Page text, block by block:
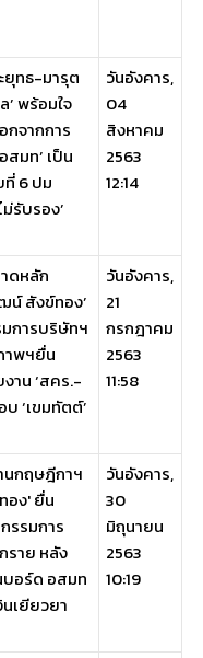
ยุทธ-มารุต
พร้อมใจ
จากการ
สมท’ เป็น
ที่ 6 ปม
รับรอง’
วันอังคาร,
04
สิงหาคม
2563
12:14
ดหลัก
น์ สังข์ทอง’
การบริษัทฯ
าพฯยื่น
าน ‘สคร.-
‘เขมทัตต์’
วันอังคาร,
21
กรกฎาคม
2563
11:58
นกฤษฎีกาฯ
อง' ยื่น
รรมการ
ราย หลัง
อร์ด อสมท
เยียวยา
วันอังคาร,
30
มิถุนายน
2563
10:19